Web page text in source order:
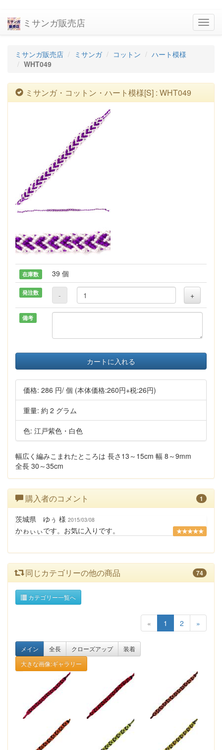
ミサンガ販売店
ミサンガ販売店 ミサンガ コットン
ハート模様
WHT049
ミサンガ・コットン・ハート模様[S] : WHT049
在庫数 39 個
発注数 - +
備考
カートに入れる
価格: 286 円/ 個 (本体価格:260円+税:26円)
重量: 約 2 グラム
色: 江戸紫色・白色
幅広く編みこまれたところは 長さ13～15cm 幅 8～9mm
全長 30～35cm
購入者のコメント 1
茨城県 ゆぅ 様 2015/03/08
★★★★★
かゎぃぃです。お気に入りです。
同じカテゴリーの他の商品 74
カテゴリー一覧へ
« 1 2 »
メイン 全長 クローズアップ
装着
大きな画像:ギャラリー